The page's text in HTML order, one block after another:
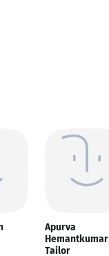
Apurva
Hemantkumar
Tailor